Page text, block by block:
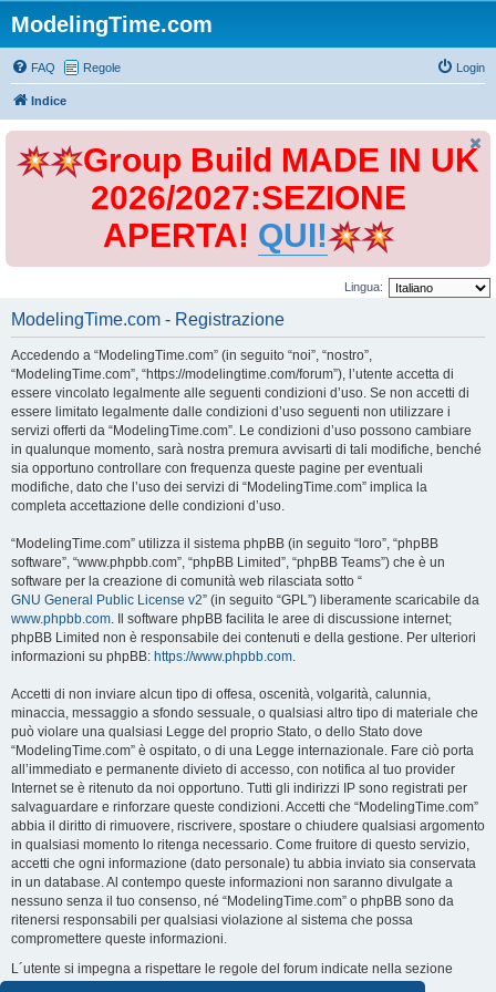
ModelingTime.com
FAQ Regole Login
Indice
Group Build MADE IN UK
2026/2027:SEZIONE
APERTA! QUI!
Lingua:
ModelingTime.com - Registrazione
Accedendo a “ModelingTime.com” (in seguito “noi”, “nostro”,
“ModelingTime.com”, “https://modelingtime.com/forum”), l’utente accetta di
essere vincolato legalmente alle seguenti condizioni d’uso. Se non accetti di
essere limitato legalmente dalle condizioni d’uso seguenti non utilizzare i
servizi offerti da “ModelingTime.com”. Le condizioni d’uso possono cambiare
in qualunque momento, sarà nostra premura avvisarti di tali modifiche, benché
sia opportuno controllare con frequenza queste pagine per eventuali
modifiche, dato che l’uso dei servizi di “ModelingTime.com” implica la
completa accettazione delle condizioni d’uso.
“ModelingTime.com” utilizza il sistema phpBB (in seguito “loro”, “phpBB
software”, “www.phpbb.com”, “phpBB Limited”, “phpBB Teams”) che è un
software per la creazione di comunità web rilasciata sotto “
GNU General Public License v2” (in seguito “GPL”) liberamente scaricabile da
www.phpbb.com. Il software phpBB facilita le aree di discussione internet;
phpBB Limited non è responsabile dei contenuti e della gestione. Per ulteriori
informazioni su phpBB: https://www.phpbb.com.
Accetti di non inviare alcun tipo di offesa, oscenità, volgarità, calunnia,
minaccia, messaggio a sfondo sessuale, o qualsiasi altro tipo di materiale che
può violare una qualsiasi Legge del proprio Stato, o dello Stato dove
“ModelingTime.com” è ospitato, o di una Legge internazionale. Fare ciò porta
all’immediato e permanente divieto di accesso, con notifica al tuo provider
Internet se è ritenuto da noi opportuno. Tutti gli indirizzi IP sono registrati per
salvaguardare e rinforzare queste condizioni. Accetti che “ModelingTime.com”
abbia il diritto di rimuovere, riscrivere, spostare o chiudere qualsiasi argomento
in qualsiasi momento lo ritenga necessario. Come fruitore di questo servizio,
accetti che ogni informazione (dato personale) tu abbia inviato sia conservata
in un database. Al contempo queste informazioni non saranno divulgate a
nessuno senza il tuo consenso, né “ModelingTime.com” o phpBB sono da
ritenersi responsabili per qualsiasi violazione al sistema che possa
compromettere queste informazioni.
L´utente si impegna a rispettare le regole del forum indicate nella sezione